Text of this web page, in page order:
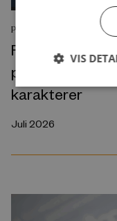
PODCAST
Folkeskolens
pigerne et
karakterer
Juli 2026
VIS